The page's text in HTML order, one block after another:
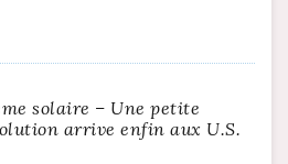
solaire – Une petite
arrive enfin aux U.S.